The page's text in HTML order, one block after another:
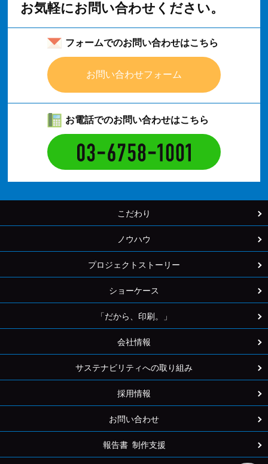
お気軽にお問い合わせください。
フォームでのお問い合わせはこちら
お問い合わせフォーム
お電話でのお問い合わせはこちら
こだわり
ノウハウ
プロジェクトストーリー
ショーケース
「だから、印刷。」
会社情報
サステナビリティへの取り組み
採用情報
お問い合わせ
報告書 制作支援